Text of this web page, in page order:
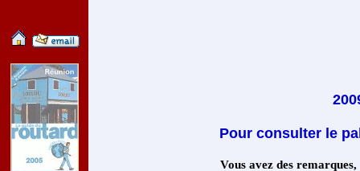
Pour consulter le
Vous avez des